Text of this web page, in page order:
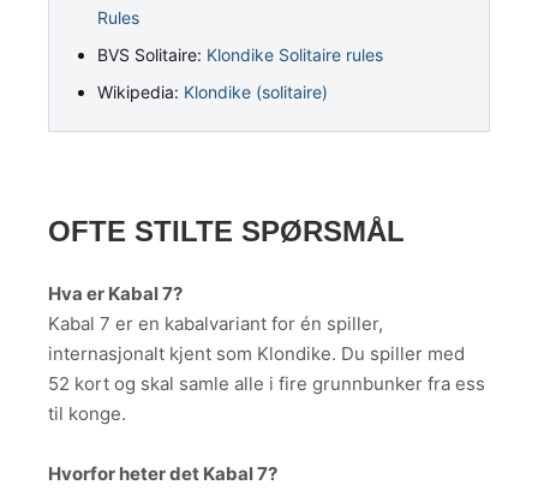
Rules
BVS Solitaire: Klondike Solitaire rules
Wikipedia: Klondike (solitaire)
OFTE STILTE SPØRSMÅL
Hva er Kabal 7?
Kabal 7 er en kabalvariant for én spiller,
internasjonalt kjent som Klondike. Du spiller med
52 kort og skal samle alle i fire grunnbunker fra ess
til konge.
Hvorfor heter det Kabal 7?